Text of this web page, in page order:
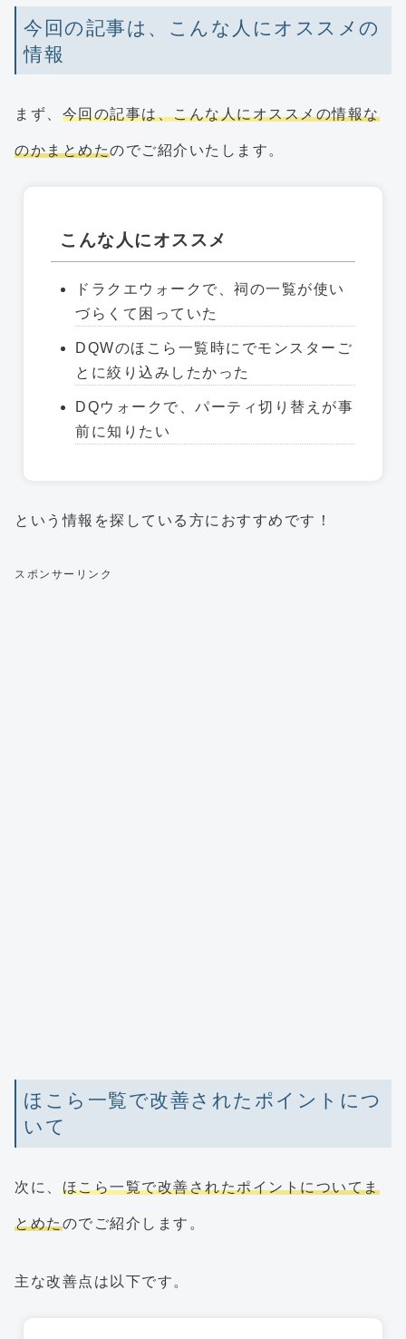
今回の記事は、こんな人にオススメの
情報
まず、 今回の記事は、こんな人にオススメの情報な
のかまとめたのでご紹介いたします。
こんな人にオススメ
ドラクエウォークで、祠の一覧が使い
づらくて困っていた
DQWのほこら一覧時にでモンスターご
とに絞り込みしたかった
DQウォークで、パーティ切り替えが事
前に知りたい
という情報を探している方におすすめです！
スポンサーリンク
ほこら一覧で改善されたポイントにつ
いて
次に、 ほこら一覧で改善されたポイントについてま
とめたのでご紹介します。
主な改善点は以下です。